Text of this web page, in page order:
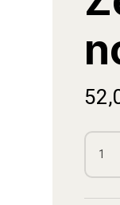
Grana
ispušna